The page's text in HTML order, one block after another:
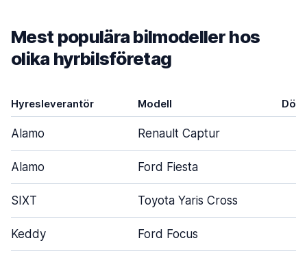
Mest populära bilmodeller hos
olika hyrbilsföretag
Hyresleverantör Modell
Alamo Renault Captur
Alamo Ford Fiesta
SIXT Toyota Yaris Cross
Keddy Ford Focus